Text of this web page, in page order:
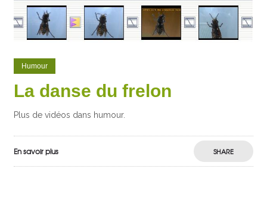
Humour
La danse du frelon
Plus de vidéos dans humour.
En savoir plus SHARE